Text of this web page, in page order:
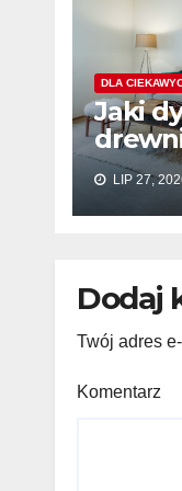
DLA
Jaki
wzór i
LIP 27,
Dodaj
Twój adres
Komentarz